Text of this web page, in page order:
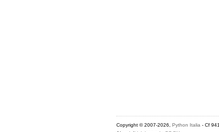
Copyright © 2007-2026, Python Italia - Cf